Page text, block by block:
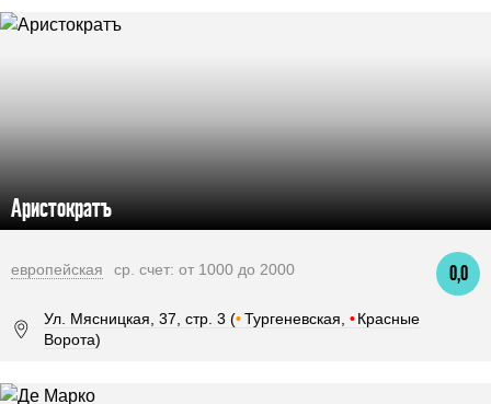
Аристократъ
0,0
европейская ср. счет: от 1000 до 2000
Ул. Мясницкая, 37, стр. 3 (•Тургеневская, • Красные
Ворота)